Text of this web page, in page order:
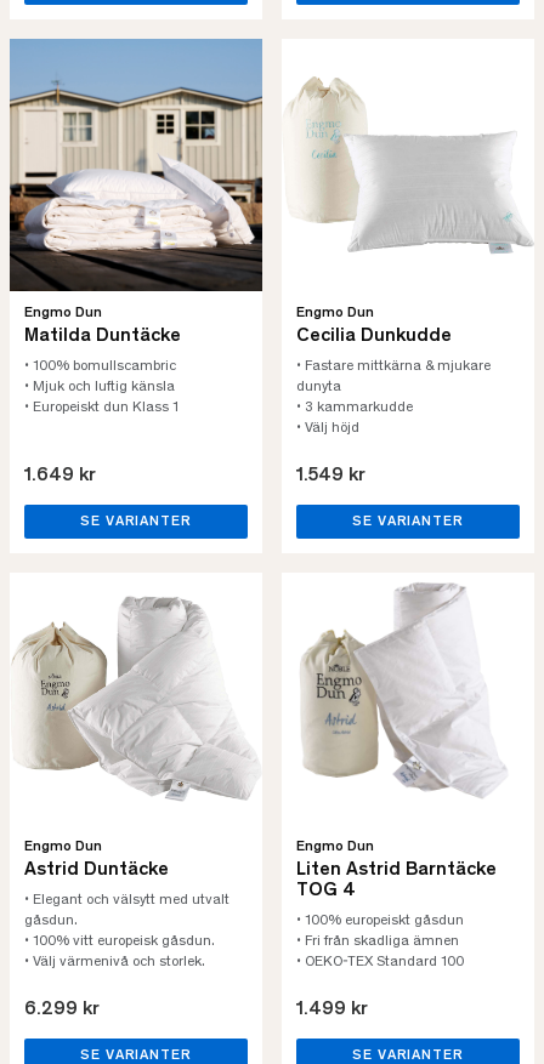
Engmo Dun
Matilda Duntäcke
• 100% bomullscambric
• Mjuk och luftig känsla
• Europeiskt dun Klass 1
1.649 kr
SE VARIANTER
Engmo Dun
Cecilia Dunkudde
• Fastare mittkärna & mjukare
dunyta
• 3 kammarkudde
• Välj höjd
1.549 kr
SE VARIANTER
Engmo Dun
Astrid Duntäcke
• Elegant och välsytt med utvalt
gåsdun.
• 100% vitt europeisk gåsdun.
• Välj värmenivå och storlek.
6.299 kr
SE VARIANTER
Engmo Dun
Liten Astrid Barntäcke
TOG 4
• 100% europeiskt gåsdun
• Fri från skadliga ämnen
• OEKO-TEX Standard 100
1.499 kr
SE VARIANTER